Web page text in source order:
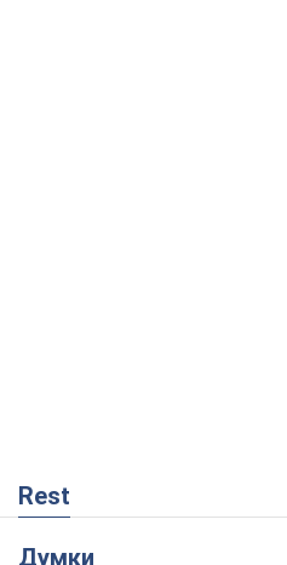
Rest
Думки